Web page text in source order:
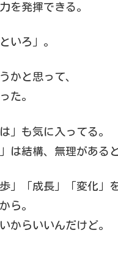
を発揮できる。
いろ」。
かと思って、
た。
」も気に入ってる。
は結構、無理がある
」「成長」「変化」
ら。
からいいんだけど。